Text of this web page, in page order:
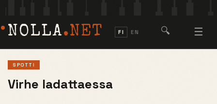
NOLLA.NET FI EN 🔍 ☰
SPOTTI
Virhe ladattaessa